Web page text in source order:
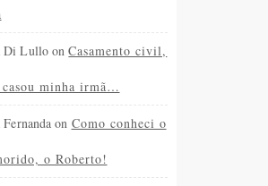
Di Lullo onCasamento civil,
casou minha irmã…
on Como conheci o
o Roberto!